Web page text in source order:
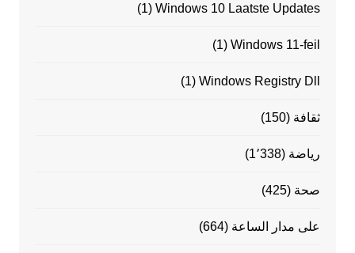
Windows 10 Laatste Updates
(1)
Windows 11-feil
(1)
Windows Registry Dll
(1)
ثقافة (150)
رياضة (1٬338)
صحة (425)
على مدار الساعة (664)